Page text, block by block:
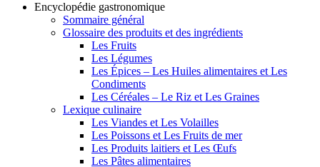
Encyclopédie gastronomique
Sommaire général
Glossaire des produits et des ingrédients
Les Fruits
Les Légumes
Les Épices – Les Huiles alimentaires et Les
Condiments
Les Céréales – Le Riz et Les Graines
Lexique culinaire
Les Viandes et Les Volailles
Les Poissons et Les Fruits de mer
Les Produits laitiers et Les Œufs
Les Pâtes alimentaires